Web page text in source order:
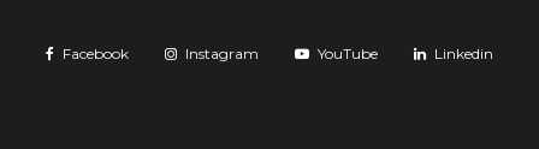
Facebook Instagram YouTube Linkedin